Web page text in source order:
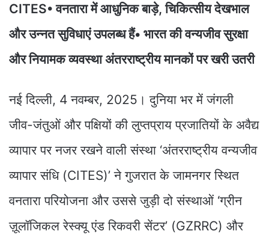
CITES• वनतारा में आधुनिक बाड़े, चिकित्सीय देखभाल
और उन्नत सुविधाएं उपलब्ध हैं• भारत की वन्यजीव सुरक्षा
और नियामक व्यवस्था अंतरराष्ट्रीय मानकों पर खरी उतरी
नई दिल्ली, 4 नवम्बर, 2025। दुनिया भर में जंगली
जीव-जंतुओं और पक्षियों की लुप्तप्राय प्रजातियों के अवैद्य
व्यापार पर नजर रखने वाली संस्था ‘अंतरराष्ट्रीय वन्यजीव
व्यापार संधि (CITES)’ ने गुजरात के जामनगर स्थित
वनतारा परियोजना और उससे जुड़ी दो संस्थाओं ‘ग्रीन
ज़ूलॉजिकल रेस्क्यू एंड रिकवरी सेंटर’ (GZRRC) और